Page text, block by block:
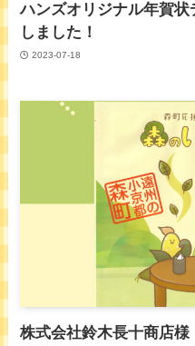
ハンズオリジナル年賀
しました！
2023-07-18
株式会社鈴木長十商店